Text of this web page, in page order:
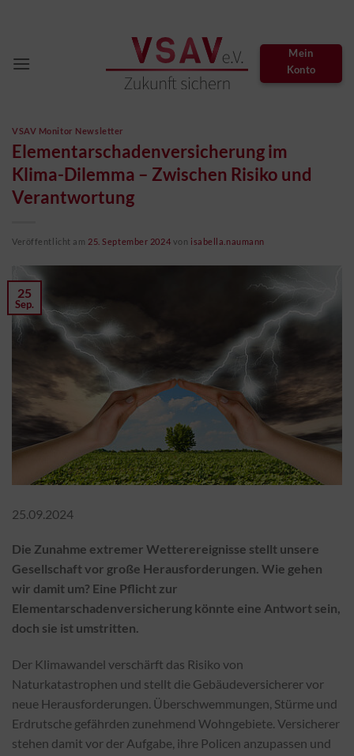
Mein
Konto
VSAV Monitor Newsletter
Elementarschadenversicherung im
Klima-Dilemma – Zwischen Risiko und
Verantwortung
Veröffentlicht am 25. September 2024 von isabella.naumann
25
Sep.
25.09.2024
Die Zunahme extremer Wetterereignisse stellt unsere
Gesellschaft vor große Herausforderungen. Wie gehen
wir damit um? Eine Pflicht zur
Elementarschadenversicherung könnte eine Antwort sein,
doch sie ist umstritten.
Der Klimawandel verschärft das Risiko von
Naturkatastrophen und stellt die Gebäudeversicherer vor
neue Herausforderungen. Überschwemmungen, Stürme und
Erdrutsche gefährden zunehmend Wohngebiete. Versicherer
stehen damit vor der Aufgabe, ihre Policen anzupassen und